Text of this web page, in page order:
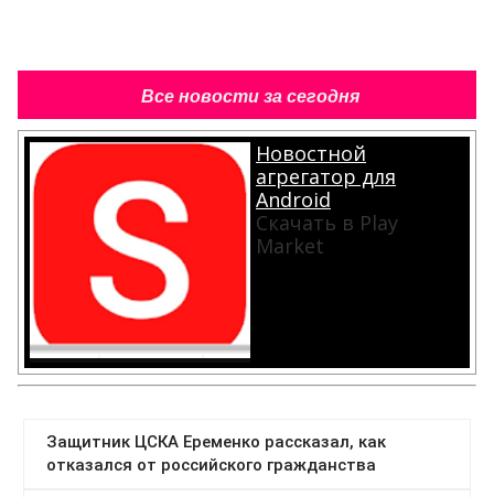
Все новости за сегодня
Новостной
агрегатор для
Android
Скачать в Play
Market